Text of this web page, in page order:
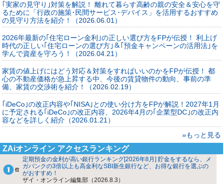
｢実家の見守り｣対策を解説！ 離れて暮らす高齢の親の安全＆安心を守
るために「行政の施策･民間サービス･デバイス」を活用するおすすめ
の見守り方法を紹介！（2026.06.01）
2026年最新の｢住宅ローン金利｣の正しい選び方をFPが伝授！ 利上げ
時代の正しい｢住宅ローンの選び方｣＆｢預金キャンペーンの活用法｣を
学んで資産を守ろう！（2026.04.21）
家賃の値上げにはどう対応＆対策をすればいいのかをFPが伝授！ 都
心の不動産価格が急上昇する中、今後の賃貸物件の動向、事前の準
備、家賃の交渉術を紹介！（2026.02.19）
｢iDeCo｣の改正内容や｢NISA｣との使い分け方をFPが解説！2027年1月
に予定される｢iDeCo｣の改正内容、2026年4月の｢企業型DC｣の改正内
容などを詳しく紹介（2026.01.21）
»もっと見る
ZAiオンライン アクセスランキング
定期預金の金利が高い銀行ランキング[2026年8月] 貯金をするなら、メ
ガバンクの3倍以上も高金利なSBI新生銀行など、お得な銀行を選ぶの
がおすすめ！
ザイ・オンライン編集部（2026.8.3）